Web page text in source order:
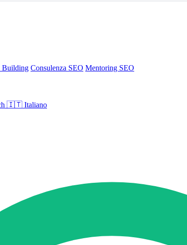
Consulenza SEO Mentoring SEO
🇮🇹 Italiano